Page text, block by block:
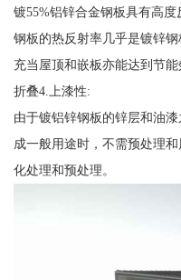
镀55%铝锌合金钢板具有高
钢板的热反射率几乎是镀锌
充当屋顶和嵌板亦能达到节能
折叠4.上漆性:
由于镀铝锌钢板的锌层和油
成一般用途时，不需预处理
化处理和预处理。